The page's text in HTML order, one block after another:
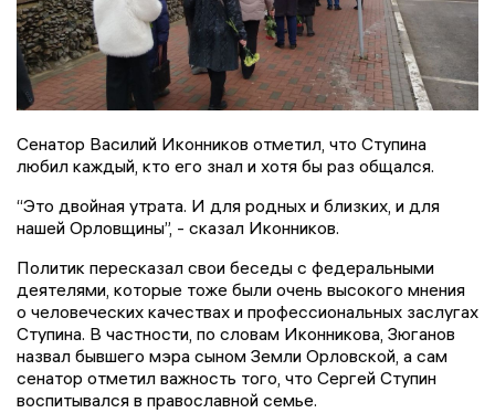
Сенатор Василий Иконников отметил, что Ступина
любил каждый, кто его знал и хотя бы раз общался.
“Это двойная утрата. И для родных и близких, и для
нашей Орловщины”, - сказал Иконников.
Политик пересказал свои беседы с федеральными
деятелями, которые тоже были очень высокого мнения
о человеческих качествах и профессиональных заслугах
Ступина. В частности, по словам Иконникова, Зюганов
назвал бывшего мэра сыном Земли Орловской, а сам
сенатор отметил важность того, что Сергей Ступин
воспитывался в православной семье.